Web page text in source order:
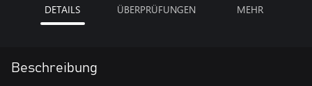
DETAILS ÜBERPRÜFUNGEN MEHR
Beschreibung